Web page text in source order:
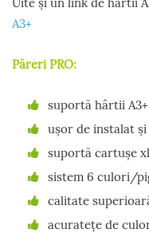
A3+
Păreri PRO:
suportă hârtii A3+
ușor de instalat
suportă cartușe xl
sistem 6 culori/
calitate
acuratețe de